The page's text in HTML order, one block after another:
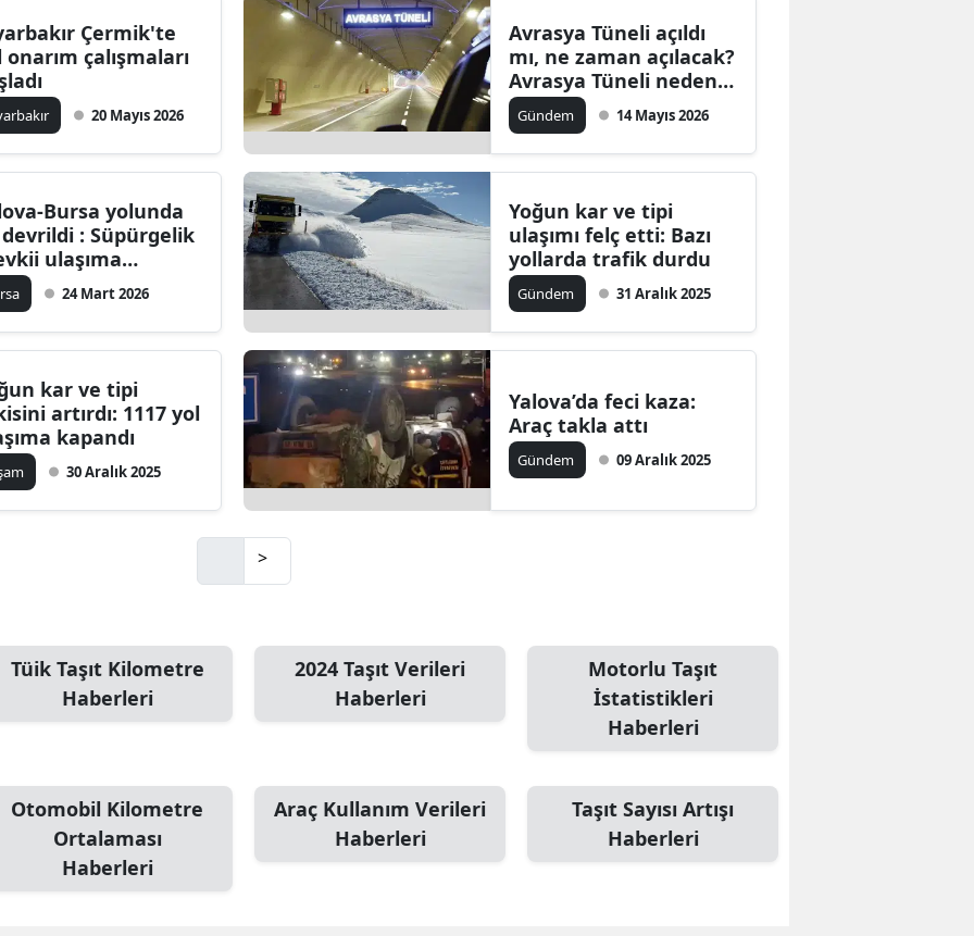
Elazığ
Erzurum
Eskişehir
Gaziantep
Giresun
Gümüşhane
Hakkari
Hatay
Isparta
Mersin
Kastamonu
Kayseri
Kırşehir
Kocaeli
Konya
Çermik'te
onarım çalışmaları
20 Mayıs 2026
Avrasya Tüneli açıldı
mı, ne zaman açılacak?
Avrasya Tüneli neden
kapatıldı?
Gündem 14 Mayıs 2026
Bursa yolunda
devrildi : Süpürgelik
ulaşıma
24 Mart 2026
Yoğun kar ve tipi
ulaşımı felç etti: Bazı
yollarda trafik durdu
Gündem 31 Aralık 2025
kar ve tipi
artırdı: 1117 yol
kapandı
30 Aralık 2025
Yalova’da feci kaza:
Araç takla attı
Gündem 09 Aralık 2025
>
Tüik Taşıt Kilometre
Haberleri
2024 Taşıt Verileri
Haberleri
Motorlu Taşıt
İstatistikleri
Haberleri
Otomobil Kilometre
Ortalaması
Haberleri
Araç Kullanım Verileri
Haberleri
Taşıt Sayısı Artışı
Haberleri